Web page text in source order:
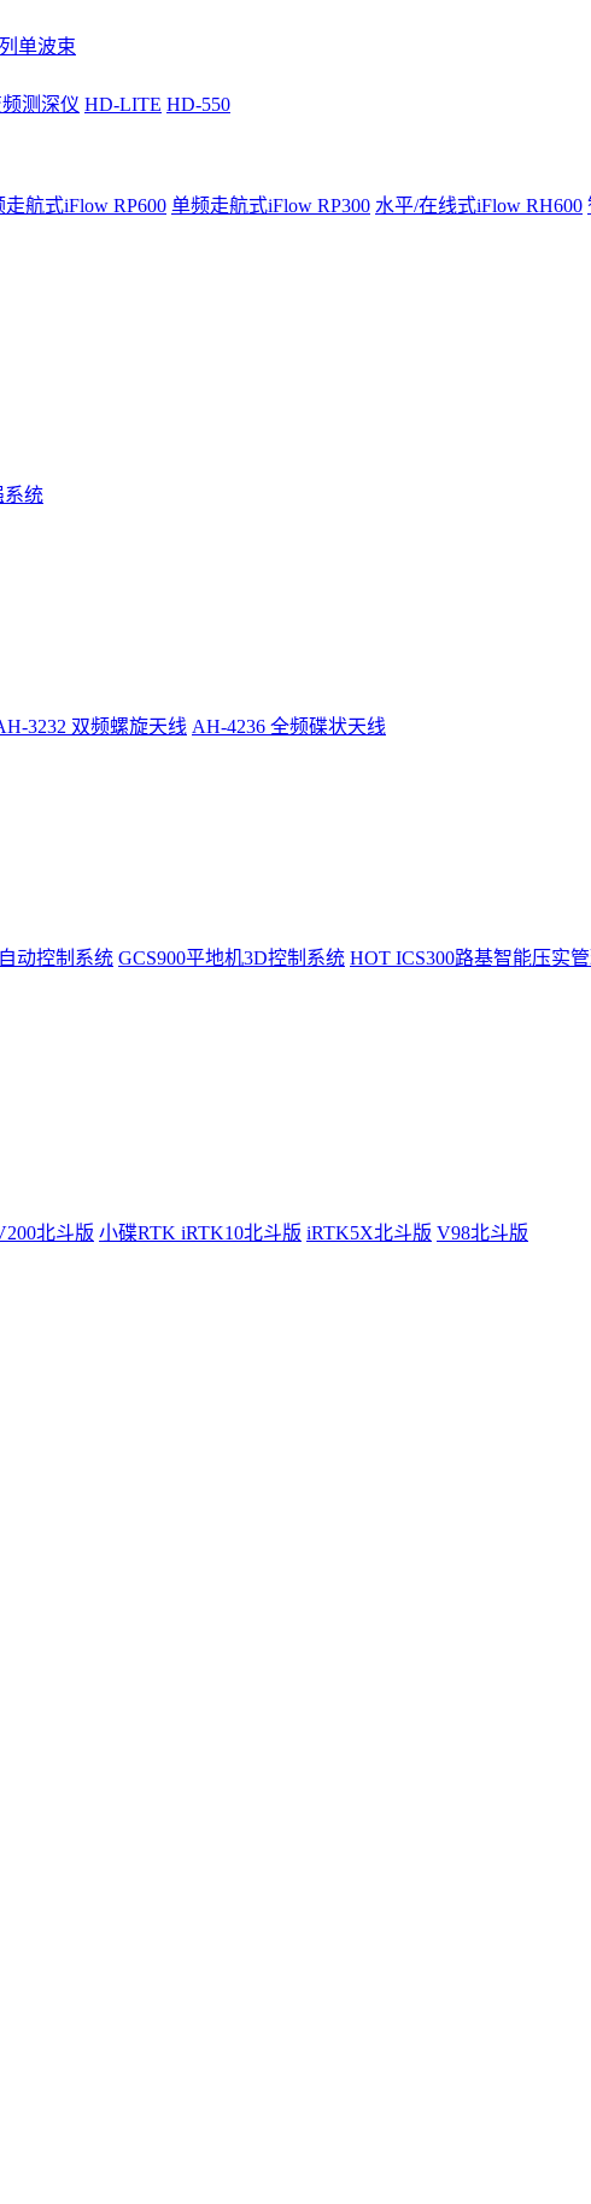
单波束
测深仪 HD-LITE HD-550
走航式iFlow RP600 单频走航式iFlow RP300 水平/在线式iFlow RH600
系统
3232 双频螺旋天线 AH-4236 全频碟状天线
动控制系统 GCS900平地机3D控制系统 HOT ICS300路基智能压实
北斗版 小碟RTK iRTK10北斗版 iRTK5X北斗版 V98北斗版